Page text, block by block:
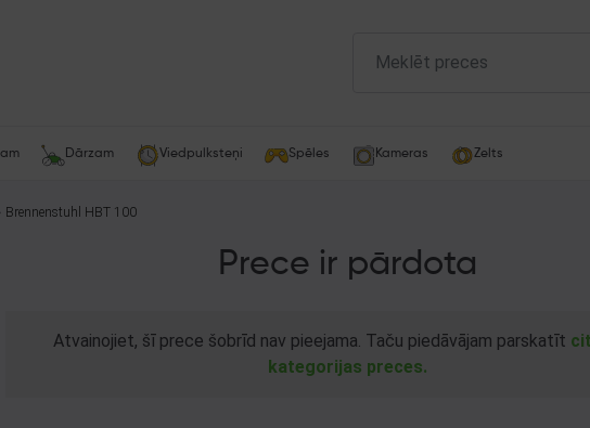
Dārzam Viedpulksteņi Spēles Kameras Zelts
Brennenstuhl HBT 100
Prece ir pārdota
Atvainojiet, šī prece šobrīd nav pieejama. Taču piedāvājam parskatīt
kategorijas preces.